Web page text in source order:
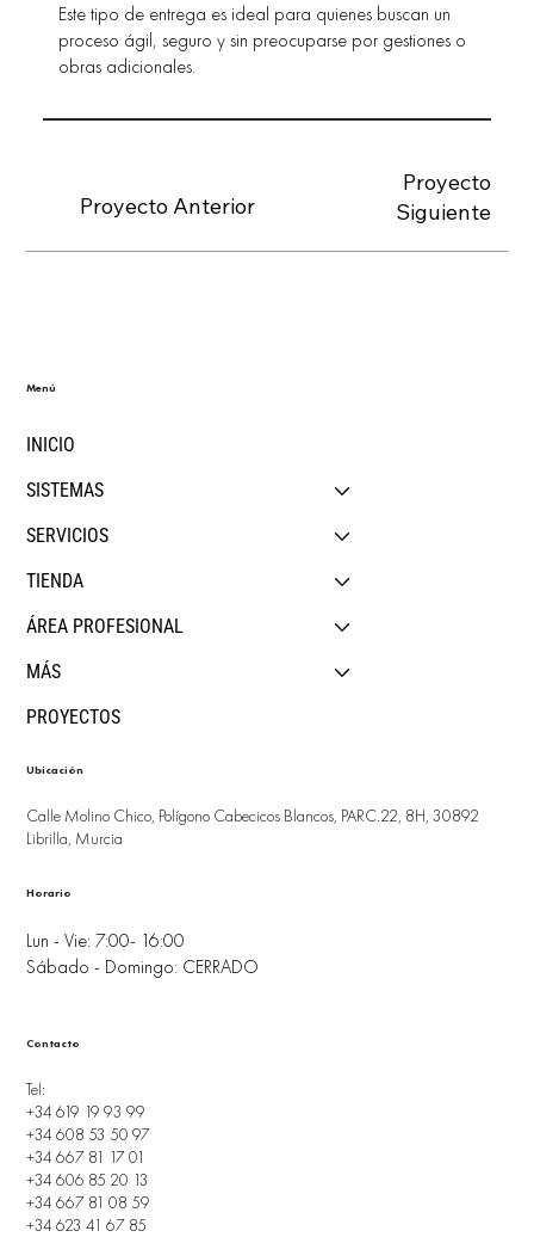
Proyecto
Siguiente
Proyecto Anterior
Este tipo de entrega es ideal para quienes buscan un
proceso ágil, seguro y sin preocuparse por gestiones o
obras adicionales.
INICIO
SISTEMAS
SERVICIOS
TIENDA
ÁREA PROFESIONAL
MÁS
PROYECTOS
Menú
Ubicación
Calle Molino Chico, Polígono Cabecicos Blancos, PARC.22, 8H, 30892
Librilla, Murcia
Lun - Vie: 7:00- 16:00
Sábado - Domingo: CERRADO
Horario
Tel:
+34 619 19 93 99
+34 608 53 50 97
+34 667 81 17 01
+34 606 85 20 13
+34 667 81 08 59
+34 623 41 67 85
Contacto